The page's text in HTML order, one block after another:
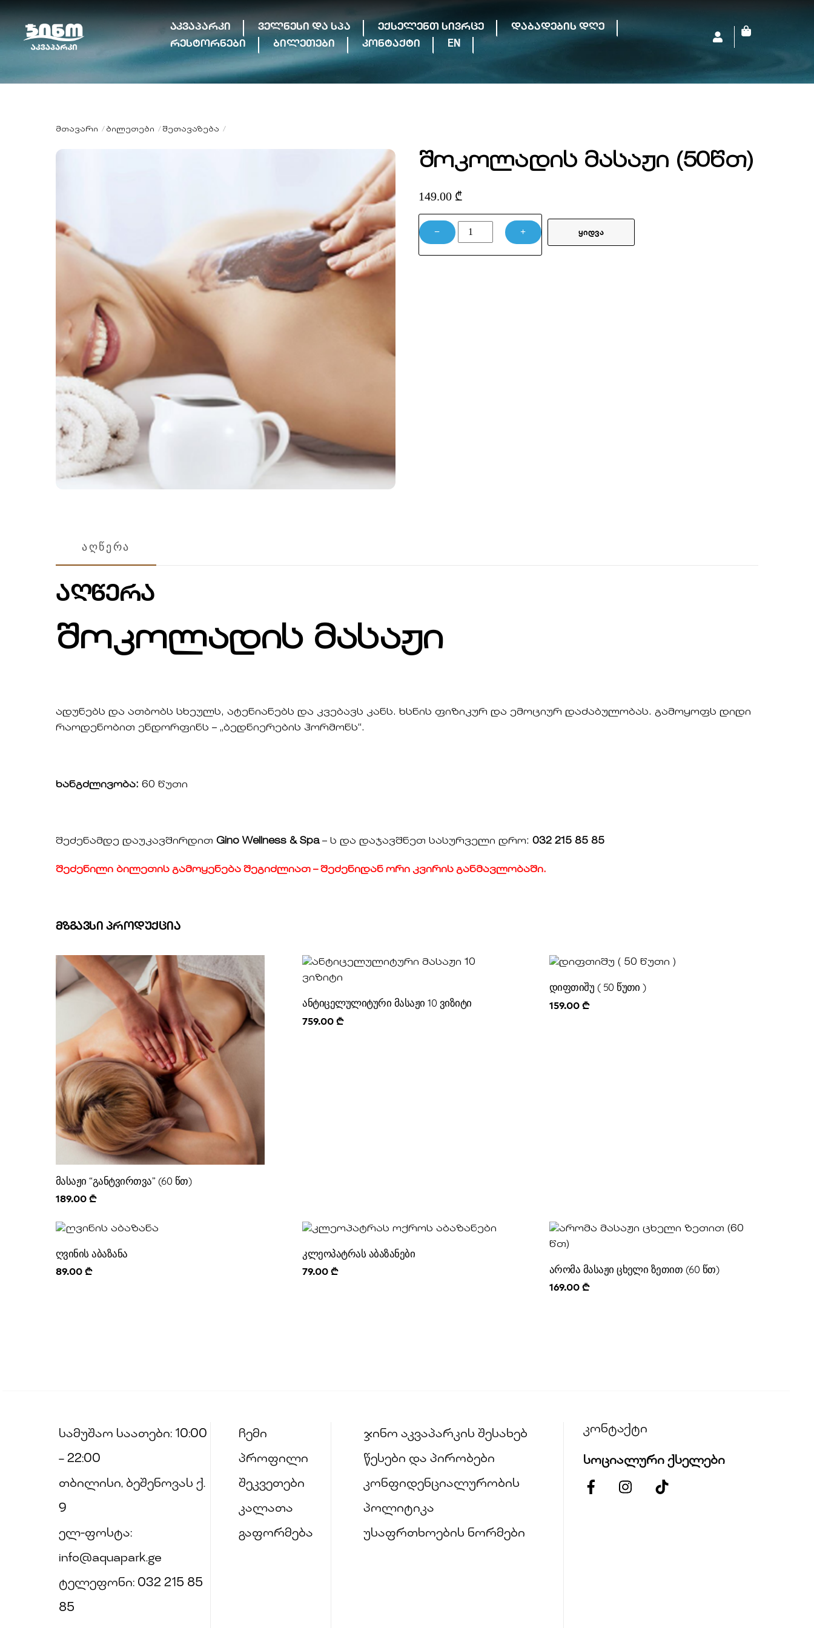
content
აკვაპარკი ველნესი და სპა ექსელენთ სივრცე
დაბადების დღე
რესტორნები
ბილეთები კონტაქტი EN
Cart
ᲛᲗᲐᲕᲐᲠᲘ ᲑᲘᲚᲔᲗᲔᲑᲘ ᲨᲔᲗᲐᲕᲐᲖᲔᲑᲐ
შოკოლადის მასაჟი (50წთ)
149.00 ₾
−
რაოდენობა:
შოკოლადის
+ ყიდვა
აღწერა
აღწერა
შოკოლადის მასაჟი
ადუნებს და ათბობს სხეულს, ატენიანებს და კვებავს კანს. ხსნის ფიზიკურ და ემოციურ დაძაბულობას. გამოყოფს დიდი
რაოდენობით ენდორფინს – „ბედნიერების ჰორმონს“.
ხანგძლივობა: 60 წუთი
შეძენამდე დაუკავშირდით Gino Wellness & Spa– ს და დაჯავშნეთ სასურველი დრო: 032 215 85 85
შეძენილი ბილეთის გამოყენება შეგიძლიათ – შეძენიდან ორი კვირის განმავლობაში.
ᲛᲖᲒᲐᲕᲡᲘ ᲞᲠᲝᲓᲣᲥᲪᲘᲐ
მასაჟი “განტვირთვა” (60 წთ)
189.00 ₾
ანტიცელულიტური მასაჟი 10 ვიზიტი
759.00₾
დიფთიშუ ( 50 წუთი )
159.00 ₾
ღვინის აბაზანა
89.00 ₾
კლეოპატრას აბაზანები
79.00₾ არომა მასაჟი ცხელი ზეთით (60 წთ)
169.00 ₾
სამუშაო საათები: 10:00
– 22:00
თბილისი, ბეშენოვას ქ.
9
ელ-ფოსტა:
info@aquapark.ge
ტელეფონი: 032 215 85
85
ჩემი
პროფილი
შეკვეთები
კალათა
გაფორმება
ჯინო აკვაპარკის შესახებ
წესები და პირობები
კონფიდენციალურობის
პოლიტიკა
უსაფრთხოების ნორმები
კონტაქტი
სოციალური ქსელები